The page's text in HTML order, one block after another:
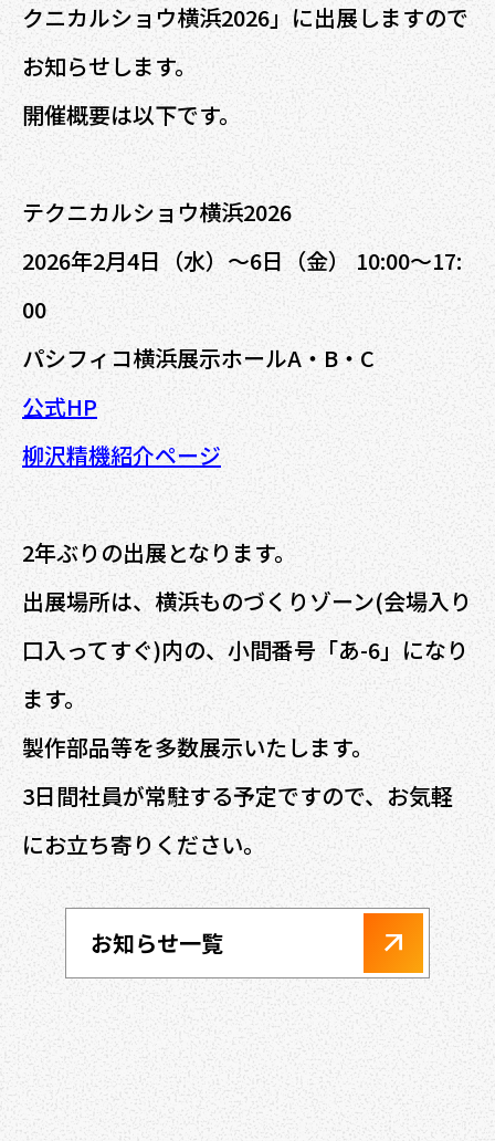
クニカルショウ横浜2026」に出展しますので
お知らせします。
開催概要は以下です。
テクニカルショウ横浜2026
2026年2月4日（水）～6日（金） 10:00～17:
00
パシフィコ横浜展示ホールA・B・C
公式HP
柳沢精機紹介ページ
2年ぶりの出展となります。
出展場所は、横浜ものづくりゾーン(会場入り
口入ってすぐ)内の、小間番号「あ-6」になり
ます。
製作部品等を多数展示いたします。
3日間社員が常駐する予定ですので、お気軽
にお立ち寄りください。
お知らせ一覧